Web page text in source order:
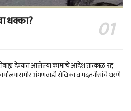
धक्का?
देण्यात आलेल्या कामांचे आदेश तात्काळ रद्द
अंगणवाडी सेविका व मदतनीसांचे धरणे